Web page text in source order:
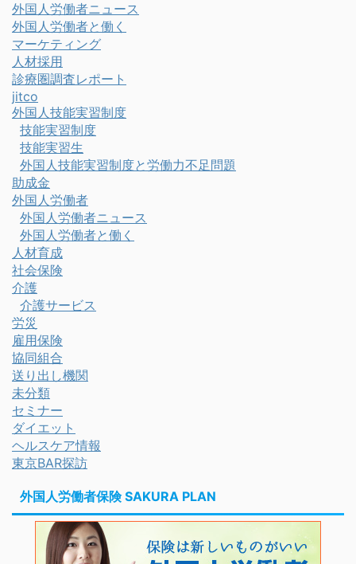
外国人労働者ニュース
外国人労働者と働く
マーケティング
人材採用
診療圏調査レポート
jitco
外国人技能実習制度
技能実習制度
技能実習生
外国人技能実習制度と労働力不足問題
助成金
外国人労働者
外国人労働者ニュース
外国人労働者と働く
人材育成
社会保険
介護
介護サービス
労災
雇用保険
協同組合
送り出し機関
未分類
セミナー
ダイエット
ヘルスケア情報
東京BAR探訪
外国人労働者保険 SAKURA PLAN